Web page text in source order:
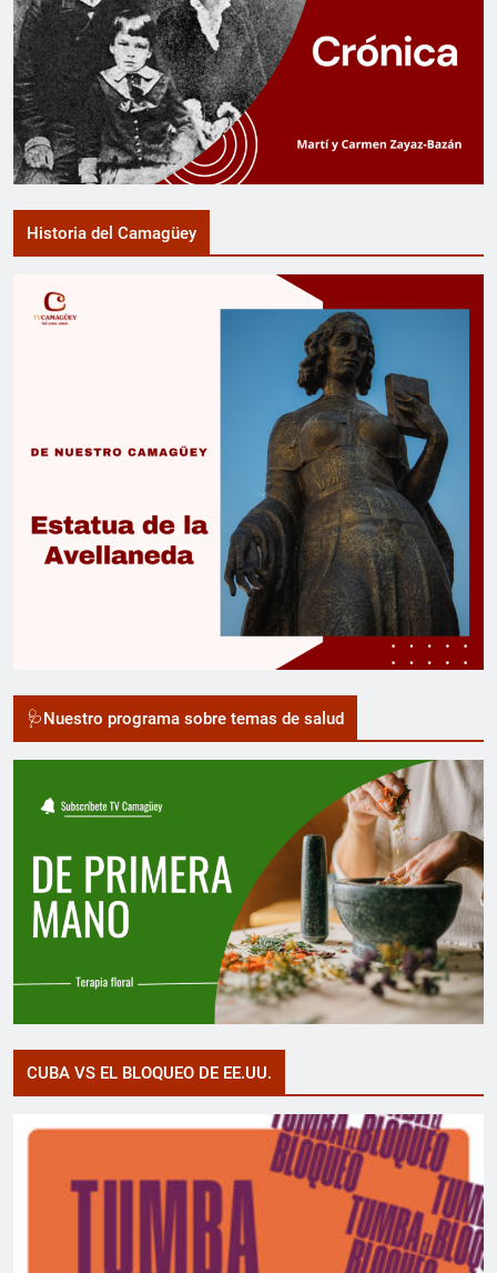
Historia del Camagüey
🩺Nuestro programa sobre temas de salud
CUBA VS EL BLOQUEO DE EE.UU.